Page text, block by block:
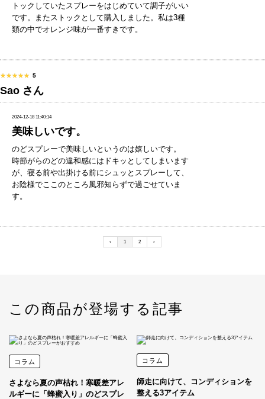
トックしていたスプレーをはじめていて調子がいい
です。またストックとして購入しました。私は3種
類の中でオレンジ味が一番すきです。
★★★★★
★★★★★ 5
Sao さん
2024-12-18 11:40:14
美味しいです。
のどスプレーで美味しいというのは嬉しいです。
時節がらのどの違和感にはドキッとしてしまいます
が、寝る前や出掛ける前にシュッとスプレーして、
お陰様でここのところ風邪知らずで過ごせていま
す。
‹ 1 2 ›
この商品が登場する記事
コラム
さよなら夏の声枯れ！寒暖差アレ
ルギーに「蜂蜜入り」のどスプレ
コラム
師走に向けて、コンディションを
整える3アイテム